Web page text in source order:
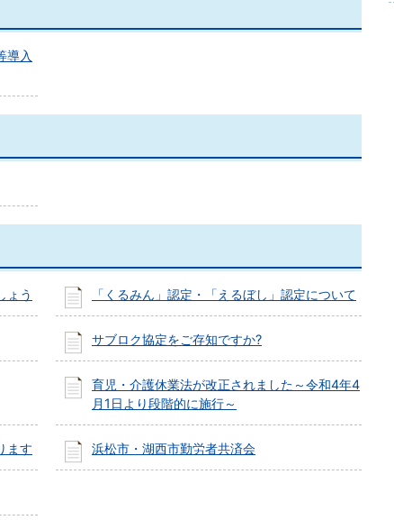
導入
ょう 「くるみん」認定・「えるぼし」認定について
サブロク協定をご存知ですか?
育児・介護休業法が改正されました～令和4年4
月1日より段階的に施行～
ます 浜松市・湖西市勤労者共済会